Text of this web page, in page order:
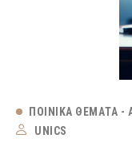
ΠΟΙΝΙΚΆ ΘΈΜΑΤΑ -
UNICS